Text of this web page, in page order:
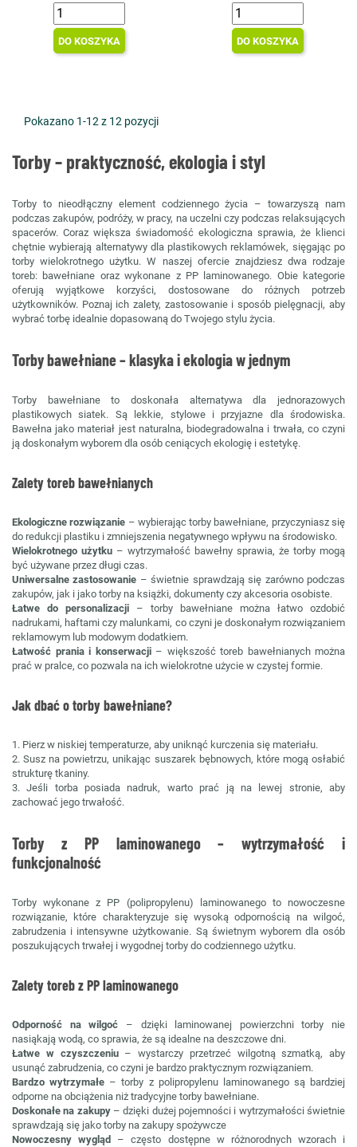
DO KOSZYKA DO KOSZYKA
Pokazano 1-12 z 12 pozycji
Torby – praktyczność, ekologia i styl
Torby to nieodłączny element codziennego życia – towarzyszą nam
podczas zakupów, podróży, w pracy, na uczelni czy podczas relaksujących
spacerów. Coraz większa świadomość ekologiczna sprawia, że klienci
chętnie wybierają alternatywy dla plastikowych reklamówek, sięgając po
torby wielokrotnego użytku. W naszej ofercie znajdziesz dwa rodzaje
toreb: bawełniane oraz wykonane z PP laminowanego. Obie kategorie
oferują wyjątkowe korzyści, dostosowane do różnych potrzeb
użytkowników. Poznaj ich zalety, zastosowanie i sposób pielęgnacji, aby
wybrać torbę idealnie dopasowaną do Twojego stylu życia.
Torby bawełniane – klasyka i ekologia w jednym
Torby bawełniane to doskonała alternatywa dla jednorazowych
plastikowych siatek. Są lekkie, stylowe i przyjazne dla środowiska.
Bawełna jako materiał jest naturalna, biodegradowalna i trwała, co czyni
ją doskonałym wyborem dla osób ceniących ekologię i estetykę.
Zalety toreb bawełnianych
Ekologiczne rozwiązanie – wybierając torby bawełniane, przyczyniasz się
do redukcji plastiku i zmniejszenia negatywnego wpływu na środowisko.
Wielokrotnego użytku – wytrzymałość bawełny sprawia, że torby mogą
być używane przez długi czas.
Uniwersalne zastosowanie – świetnie sprawdzają się zarówno podczas
zakupów, jak i jako torby na książki, dokumenty czy akcesoria osobiste.
Łatwe do personalizacji – torby bawełniane można łatwo ozdobić
nadrukami, haftami czy malunkami, co czyni je doskonałym rozwiązaniem
reklamowym lub modowym dodatkiem.
Łatwość prania i konserwacji– większość toreb bawełnianych można
prać w pralce, co pozwala na ich wielokrotne użycie w czystej formie.
Jak dbać o torby bawełniane?
1. Pierz w niskiej temperaturze, aby uniknąć kurczenia się materiału.
2. Susz na powietrzu, unikając suszarek bębnowych, które mogą osłabić
strukturę tkaniny.
3. Jeśli torba posiada nadruk, warto prać ją na lewej stronie, aby
zachować jego trwałość.
Torby z PP laminowanego – wytrzymałość i
funkcjonalność
Torby wykonane z PP (polipropylenu) laminowanego to nowoczesne
rozwiązanie, które charakteryzuje się wysoką odpornością na wilgoć,
zabrudzenia i intensywne użytkowanie. Są świetnym wyborem dla osób
poszukujących trwałej i wygodnej torby do codziennego użytku.
Zalety toreb z PP laminowanego
Odporność na wilgoć – dzięki laminowanej powierzchni torby nie
nasiąkają wodą, co sprawia, że są idealne na deszczowe dni.
Łatwe w czyszczeniu– wystarczy przetrzeć wilgotną szmatką, aby
usunąć zabrudzenia, co czyni je bardzo praktycznym rozwiązaniem.
Bardzo wytrzymałe – torby z polipropylenu laminowanego są bardziej
odporne na obciążenia niż tradycyjne torby bawełniane.
Doskonałe na zakupy– dzięki dużej pojemności i wytrzymałości świetnie
sprawdzają się jako torby na zakupy spożywcze
Nowoczesny wygląd
– często dostępne w różnorodnych wzorach i